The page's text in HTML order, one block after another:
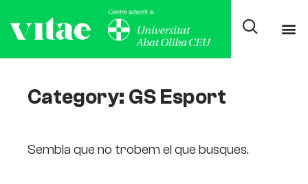
Category: GS Esport
Sembla que no trobem el que busques.